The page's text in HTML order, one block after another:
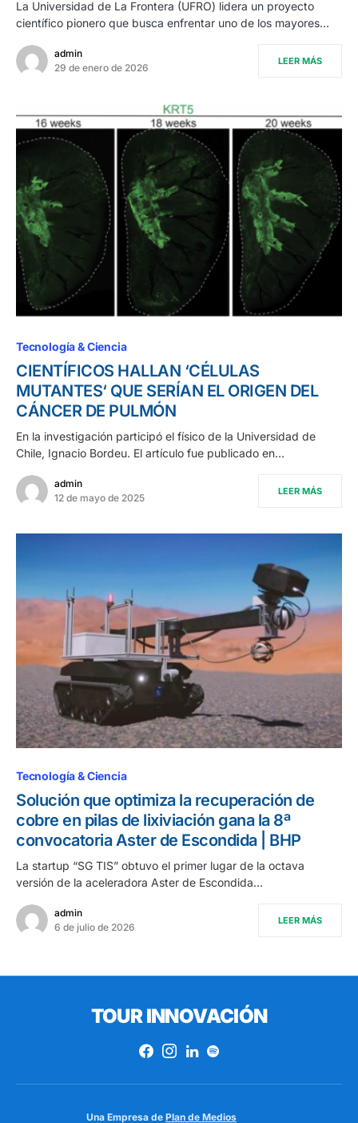
La Universidad de La Frontera (UFRO) lidera un proyecto
científico pionero que busca enfrentar uno de los mayores…
admin
29 de enero de 2026
LEER MÁS
Tecnología & Ciencia
CIENTÍFICOS HALLAN ‘CÉLULAS
MUTANTES‘ QUE SERÍAN EL ORIGEN DEL
CÁNCER DE PULMÓN
En la investigación participó el físico de la Universidad de
Chile, Ignacio Bordeu. El artículo fue publicado en…
admin
12 de mayo de 2025
LEER MÁS
Tecnología & Ciencia
Solución que optimiza la recuperación de
cobre en pilas de lixiviación gana la 8ª
convocatoria Aster de Escondida | BHP
La startup “SG TIS” obtuvo el primer lugar de la octava
versión de la aceleradora Aster de Escondida…
admin
6 de julio de 2026
LEER MÁS
TOUR INNOVACIÓN
Una Empresa de Plan de Medios